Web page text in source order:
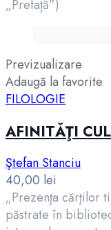
„Prefață”)
Previzualizare
Adaugă la favorite
FILOLOGIE
AFINITĂŢI
Ştefan Stanciu
40,00 lei
„Prezenţa cărţilor
păstrate în